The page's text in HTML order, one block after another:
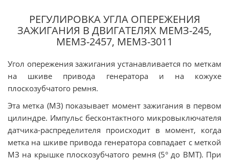
РЕГУЛИРОВКА УГЛА ОПЕРЕЖЕНИЯ
ЗАЖИГАНИЯ В ДВИГАТЕЛЯХ МЕМЗ-245,
МЕМЗ-2457, МЕМЗ-3011
Угол опережения зажигания устанавливается по меткам
на шкиве привода генератора и на кожухе
плоскозубчатого ремня.
Эта метка (МЗ) показывает момент зажигания в первом
цилиндре. Импульс бесконтактного микровыключателя
датчика-распределителя происходит в момент, когда
метка на шкиве привода генератора совпадает с меткой
МЗ на крышке плоскозубчатого ремня (5° до ВМТ). При